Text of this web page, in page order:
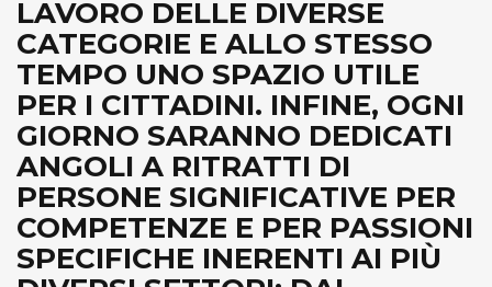
LAVORO DELLE DIVERSE
CATEGORIE E ALLO STESSO
TEMPO UNO SPAZIO UTILE
PER I CITTADINI. INFINE, OGNI
GIORNO SARANNO DEDICATI
ANGOLI A RITRATTI DI
PERSONE SIGNIFICATIVE PER
COMPETENZE E PER PASSIONI
SPECIFICHE INERENTI AI PIÙ